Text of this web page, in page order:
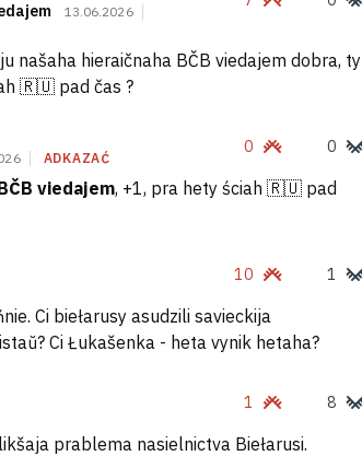
13.06.2026
našaha hieraičnaha BČB viedajem dobra, ty
🇷🇺 pad čas ?
ADKAZAĆ
0 0
viedajem, +1, pra hety ściah 🇷🇺 pad
10 1
Ci biełarusy asudzili savieckija
Ci Łukašenka - heta vynik hetaha?
1 8
prablema nasielnictva Biełarusi.